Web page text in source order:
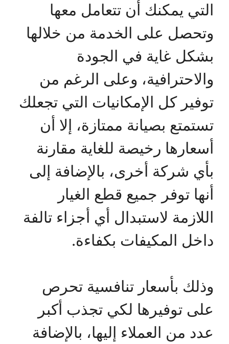
التي يمكنك أن تتعامل معها
وتحصل على الخدمة من خلالها
بشكل غاية في الجودة
والاحترافية، وعلى الرغم من
توفير كل الإمكانيات التي تجعلك
تستمتع بصيانة ممتازة، إلا أن
أسعارها رخيصة للغاية مقارنة
بأي شركة أخرى، بالإضافة إلى
أنها توفر جميع قطع الغيار
اللازمة لاستبدال أي أجزاء تالفة
داخل المكيفات بكفاءة.
وذلك بأسعار تنافسية تحرص
على توفيرها لكي تجذب أكبر
عدد من العملاء إليها، بالإضافة